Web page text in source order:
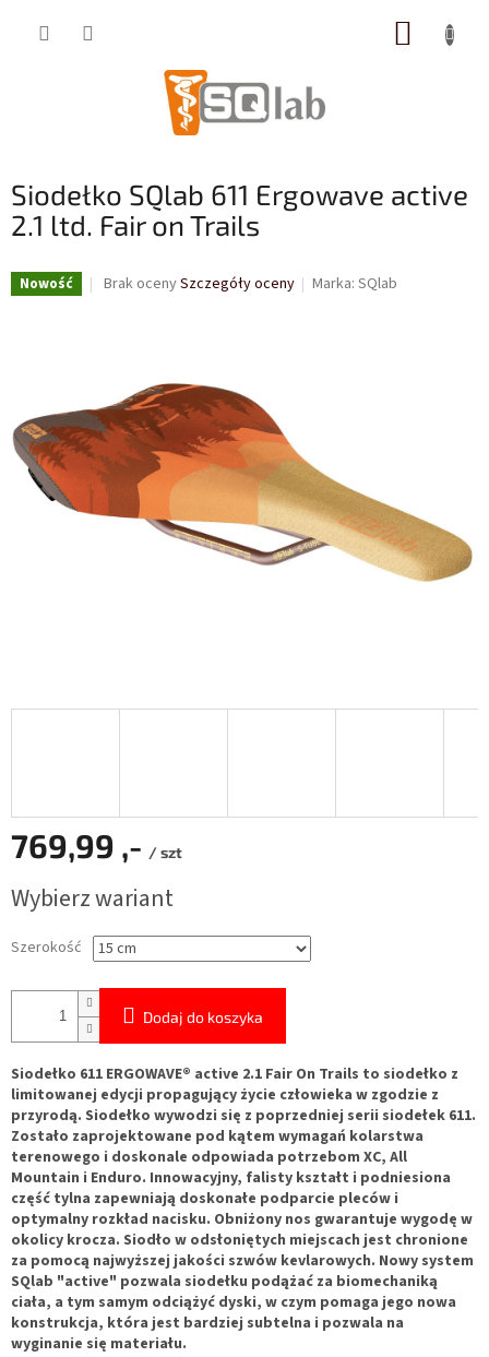
Siodełko SQlab 611 Ergowave active
2.1 ltd. Fair on Trails
Nowość
Średnia
5
gwiazdek.
Brak ocenySzczegóły oceny Marka:SQlab
769,99 ,- / szt
jednostkowa:
Wybierz wariant
Szerokość
Dodaj do koszyka
Siodełko 611 ERGOWAVE® active 2.1 Fair On Trails to siodełko z
limitowanej edycji propagujący życie człowieka w zgodzie z
przyrodą. Siodełko wywodzi się z poprzedniej serii siodełek 611.
Zostało zaprojektowane pod kątem wymagań kolarstwa
terenowego i doskonale odpowiada potrzebom XC, All
Mountain i Enduro. Innowacyjny, falisty kształt i podniesiona
część tylna zapewniają doskonałe podparcie pleców i
optymalny rozkład nacisku. Obniżony nos gwarantuje wygodę w
okolicy krocza. Siodło w odsłoniętych miejscach jest chronione
za pomocą najwyższej jakości szwów kevlarowych. Nowy system
SQlab "active" pozwala siodełku podążać za biomechaniką
ciała, a tym samym odciążyć dyski, w czym pomaga jego nowa
konstrukcja, która jest bardziej subtelna i pozwala na
wyginanie się materiału.